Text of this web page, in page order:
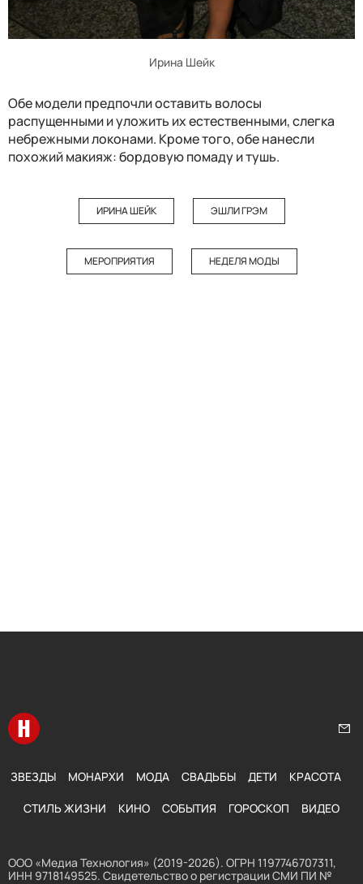
Ирина Шейк
Обе модели предпочли оставить волосы
распущенными и уложить их естественными, слегка
небрежными локонами. Кроме того, обе нанесли
похожий макияж: бордовую помаду и тушь.
ИРИНА ШЕЙК ЭШЛИ ГРЭМ
МЕРОПРИЯТИЯ НЕДЕЛЯ МОДЫ
Перейти на главную
ЗВЕЗДЫ МОНАРХИ МОДА СВАДЬБЫ ДЕТИ КРАСОТА
СТИЛЬ ЖИЗНИ КИНО СОБЫТИЯ ГОРОСКОП ВИДЕО
ООО «Медиа Технология» (2019-2026). ОГРН 1197746707311,
ИНН 9718149525. Свидетельство о регистрации СМИ ПИ №